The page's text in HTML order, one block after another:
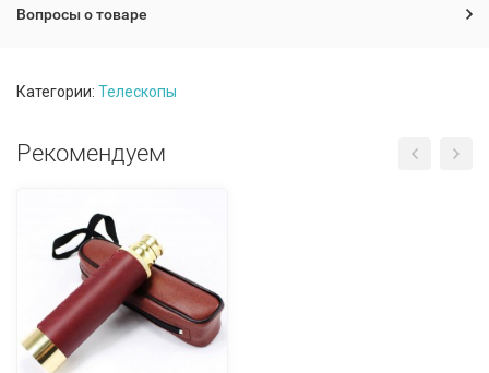
Вопросы о товаре
Категории: Телескопы
Рекомендуем